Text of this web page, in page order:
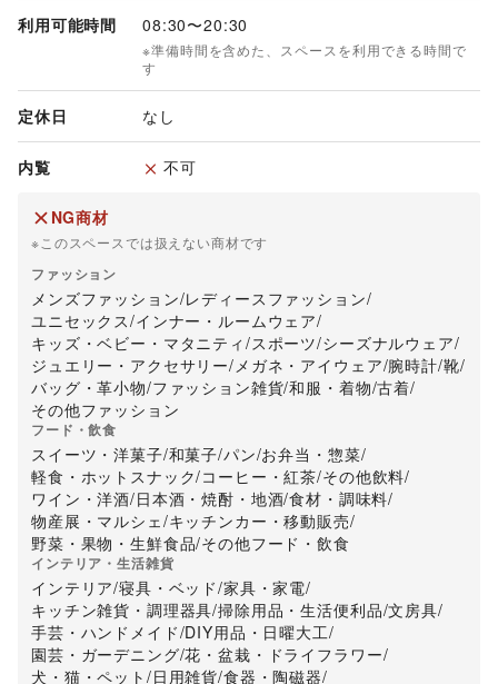
利用可能時間 08:30〜20:30
※準備時間を含めた、スペースを利用できる時間で
す
定休日 なし
内覧 不可
NG商材
※このスペースでは扱えない商材です
ファッション
メンズファッション/レディースファッション/
ユニセックス/インナー・ルームウェア/
キッズ・ベビー・マタニティ /スポーツ/シーズナルウェア/
ジュエリー・アクセサリー/メガネ・アイウェア/腕時計/靴/
バッグ・革小物/ファッション雑貨/和服・着物/古着/
その他ファッション
フード・飲食
スイーツ・洋菓子/和菓子/パン/お弁当・惣菜/
軽食・ホットスナック/コーヒー・紅茶/その他飲料/
ワイン・洋酒/日本酒・焼酎・地酒/食材・調味料/
物産展・マルシェ/キッチンカー・移動販売/
野菜・果物・生鮮食品/その他フード・飲食
インテリア・生活雑貨
インテリア/寝具・ベッド/家具・家電/
キッチン雑貨・調理器具/掃除用品・生活便利品/文房具/
手芸・ハンドメイド/DIY用品・日曜大工/
園芸・ガーデニング/花・盆栽・ドライフラワー/
犬・猫・ペット /日用雑貨/食器・陶磁器/